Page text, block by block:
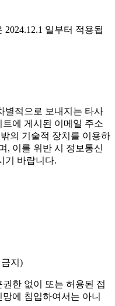
일부터 적용됩
별적으로 보내지는 타사
에 게시된 이메일 주소
의 기술적 장치를 이용하
, 이를 위반 시 정보통신
기 바랍니다.
지)
한 없이 또는 허용된 접
에 침입하여서는 아니